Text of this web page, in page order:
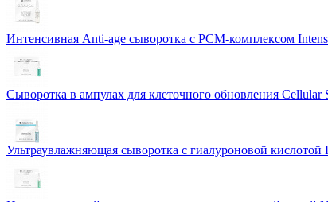
Интенсивная Anti-age сыворотка с PCM-комплексом
Сыворотка в ампулах для клеточного обновления Cellular
Ультраувлажняющая сыворотка с гиалуроновой кислотой